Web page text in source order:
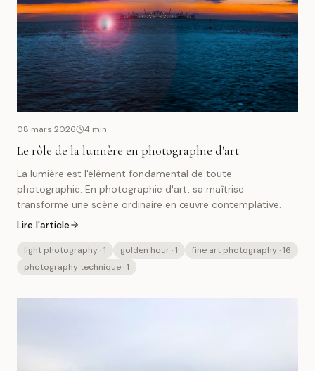
08 mars 2026 4 min
Le rôle de la lumière en photographie d'art
La lumière est l'élément fondamental de toute
photographie. En photographie d'art, sa maîtrise
transforme une scène ordinaire en œuvre contemplative.
Lire l'article
light photography· 1 golden hour· 1 fine art photography· 16
photography technique· 1